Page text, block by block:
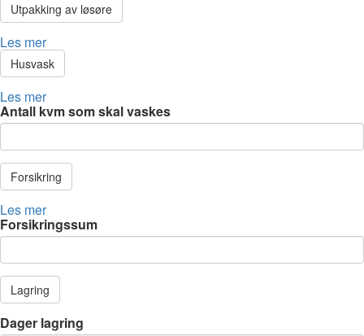
Utpakking av løsøre
Les mer
Husvask
Les mer
Antall kvm som skal vaskes
Forsikring
Les mer
Forsikringssum
Lagring
Dager lagring